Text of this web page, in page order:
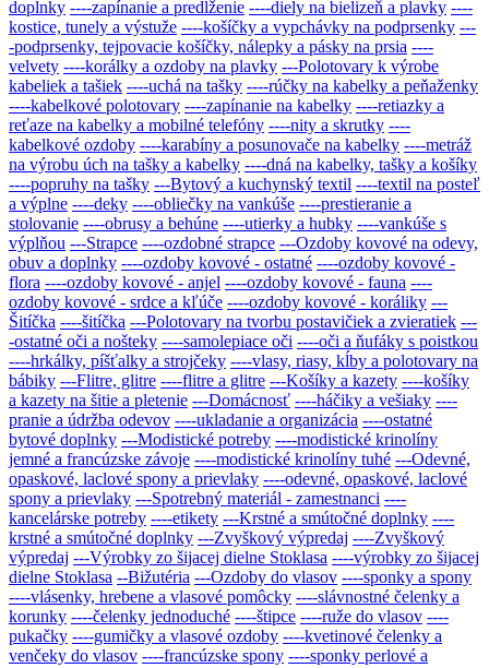
doplnky ----zapínanie a predĺženie ----diely na bielizeň a plavky ----
kostice, tunely a výstuže ----košíčky a vypchávky na podprsenky ---
-podprsenky, tejpovacie košíčky, nálepky a pásky na prsia ----
velvety ----korálky a ozdoby na plavky ---Polotovary k výrobe
kabeliek a tašiek ----uchá na tašky ----rúčky na kabelky a peňaženky
----kabelkové polotovary ----zapínanie na kabelky ----retiazky a
reťaze na kabelky a mobilné telefóny ----nity a skrutky ----
kabelkové ozdoby ----karabíny a posunovače na kabelky ----metráž
na výrobu úch na tašky a kabelky ----dná na kabelky, tašky a košíky
----popruhy na tašky ---Bytový a kuchynský textil ----textil na posteľ
a výplne ----deky ----obliečky na vankúše ----prestieranie a
stolovanie ----obrusy a behúne ----utierky a hubky ----vankúše s
výplňou ---Strapce ----ozdobné strapce ---Ozdoby kovové na odevy,
obuv a doplnky ----ozdoby kovové - ostatné ----ozdoby kovové -
flora ----ozdoby kovové - anjel ----ozdoby kovové - fauna ----
ozdoby kovové - srdce a kľúče ----ozdoby kovové - koráliky ---
Šitíčka ----šitíčka ---Polotovary na tvorbu postavičiek a zvieratiek ---
-ostatné oči a nošteky ----samolepiace oči ----oči a ňufáky s poistkou
----hrkálky, píšťalky a strojčeky ----vlasy, riasy, kĺby a polotovary na
bábiky ---Flitre, glitre ----flitre a glitre ---Košíky a kazety ----košíky
a kazety na šitie a pletenie ---Domácnosť ----háčiky a vešiaky ----
pranie a údržba odevov ----ukladanie a organizácia ----ostatné
bytové doplnky ---Modistické potreby ----modistické krinolíny
jemné a francúzske závoje ----modistické krinolíny tuhé ---Odevné,
opaskové, laclové spony a prievlaky ----odevné, opaskové, laclové
spony a prievlaky ---Spotrebný materiál - zamestnanci ----
kancelárske potreby ----etikety ---Krstné a smútočné doplnky ----
krstné a smútočné doplnky ---Zvyškový výpredaj ----Zvyškový
výpredaj ---Výrobky zo šijacej dielne Stoklasa ----výrobky zo šijacej
dielne Stoklasa --Bižutéria ---Ozdoby do vlasov ----sponky a spony
----vlásenky, hrebene a vlasové pomôcky ----slávnostné čelenky a
korunky ----čelenky jednoduché ----štipce ----ruže do vlasov ----
pukačky ----gumičky a vlasové ozdoby ----kvetinové čelenky a
venčeky do vlasov ----francúzske spony ----sponky perlové a